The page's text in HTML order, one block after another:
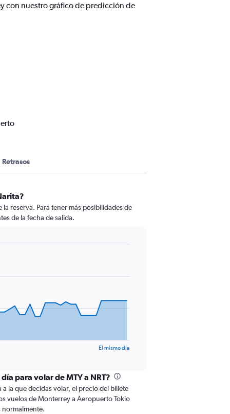
con nuestro gráfico de predicción de
Retrasos
reserva. Para tener más posibilidades de
de la fecha de salida.
El mismo día
para volar de MTY a NRT?
la que decidas volar, el precio del billete
vuelos de Monterrey a Aeropuerto Tokio
normalmente.